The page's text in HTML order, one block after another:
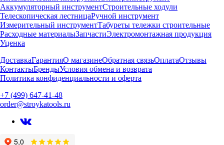
Аккумуляторный инструментСтроительные ходули
Телескопическая лестницаРучной инструмент
Измерительный инструментТабуреты тележки строительные
Расходные материалыЗапчастиЭлектромонтажная продукция
Уценка
ДоставкаГарантияО магазинеОбратная связьОплатаОтзывы
КонтактыБрендыУсловия обмена и возврата
Политика конфиденциальности и оферта
+7 (499) 647-41-48
order@stroykatools.ru